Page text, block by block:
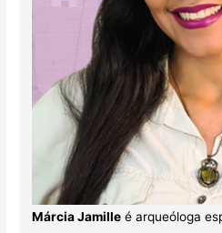
Márcia Jamilleé arqueóloga